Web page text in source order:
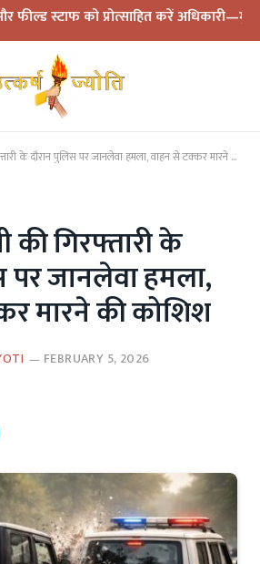
को प्रोत्साहित करें अधिकारी—मुख्य निर्वाचन
के दौरान पुलिस पर जानलेवा हमला, वाहन से टक्कर मारने की कोशिश
की गिरफ्तारी के
पर जानलेवा हमला,
मारने की कोशिश
FEBRUARY 5, 2026